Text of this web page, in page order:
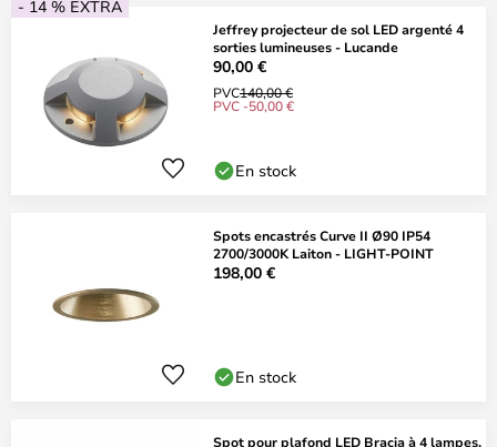
- 14 % EXTRA
Jeffrey projecteur de sol LED argenté 4
sorties lumineuses - Lucande
90,00 €
PVC140,00 €
PVC -50,00 €
En stock
Spots encastrés Curve II Ø90 IP54
2700/3000K Laiton - LIGHT-POINT
198,00 €
En stock
Spot pour plafond LED Bracia à 4 lampes,